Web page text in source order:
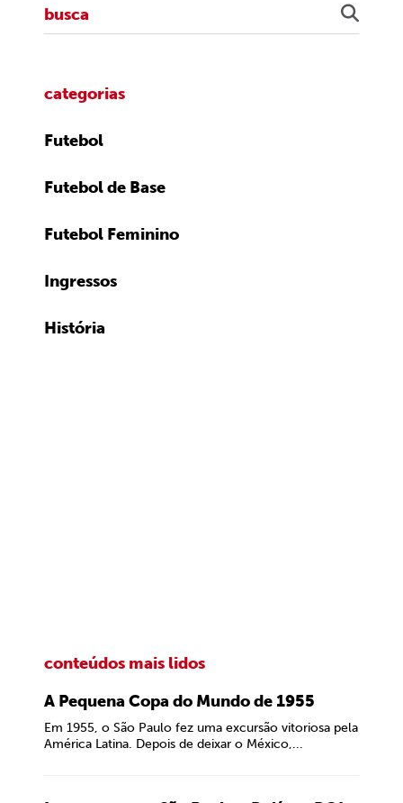
categorias
Futebol
Futebol de Base
Futebol Feminino
Ingressos
História
conteúdos mais lidos
A Pequena Copa do Mundo de 1955
Em 1955, o São Paulo fez uma excursão vitoriosa pela
América Latina. Depois de deixar o México,...